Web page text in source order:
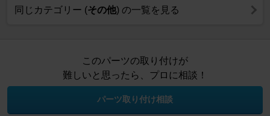
同じカテゴリー (その他) の一覧を見る
このパーツの取り付けが
難しいと思ったら、プロに相談！
パーツ取り付け相談